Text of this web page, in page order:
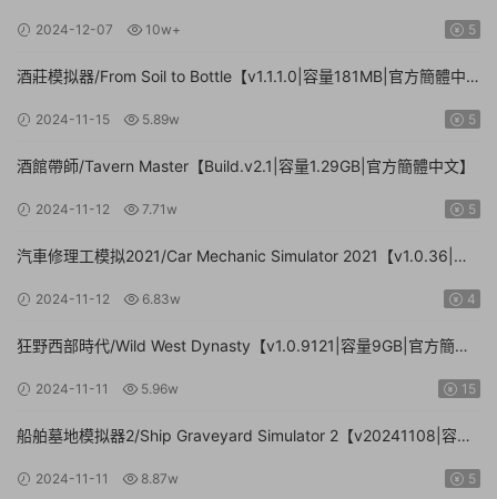
2024-12-07 10w+ 5
酒莊模拟器/From Soil to Bottle【v1.1.1.0|容量181MB|官方簡體中
2024-11-15 5.89w 5
酒館帶師/Tavern Master【Build.v2.1|容量1.29GB|官方簡體中文】
2024-11-12 7.71w 5
汽車修理工模拟2021/Car Mechanic Simulator 2021【v1.0.36|集
2024-11-12 6.83w 4
狂野西部時代/Wild West Dynasty【v1.0.9121|容量9GB|官方簡體
2024-11-11 5.96w 15
船舶墓地模拟器2/Ship Graveyard Simulator 2【v20241108|容量
2024-11-11 8.87w 5